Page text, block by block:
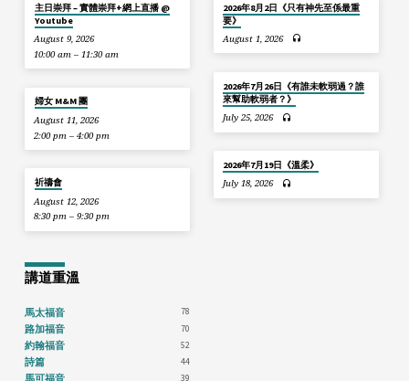
主日崇拜 – 實體崇拜+網上直播 @
Youtube
August 9, 2026
10:00 am – 11:30 am
婦女 M&M 團
August 11, 2026
2:00 pm – 4:00 pm
祈禱會
August 12, 2026
8:30 pm – 9:30 pm
2026年8月2日《只有神先至係最重
要》
August 1, 2026
2026年7月26日《有誰未軟弱過？誰
來幫助軟弱者？》
July 25, 2026
2026年7月19日《溫柔》
July 18, 2026
講道重溫
馬太福音 78
路加福音 70
約翰福音 52
詩篇 44
馬可福音 39